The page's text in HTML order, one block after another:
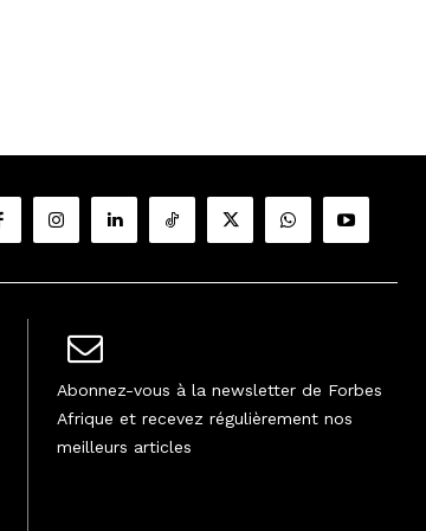
Abonnez-vous à la newsletter de Forbes
Afrique et recevez régulièrement nos
meilleurs articles